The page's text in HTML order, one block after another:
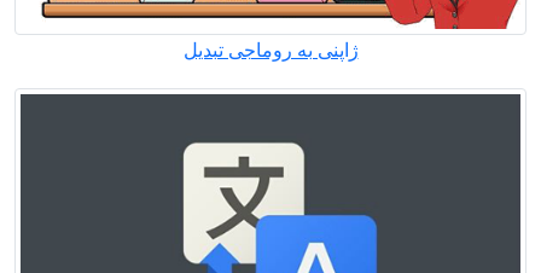
ژاپنی به روماجی تبدیل